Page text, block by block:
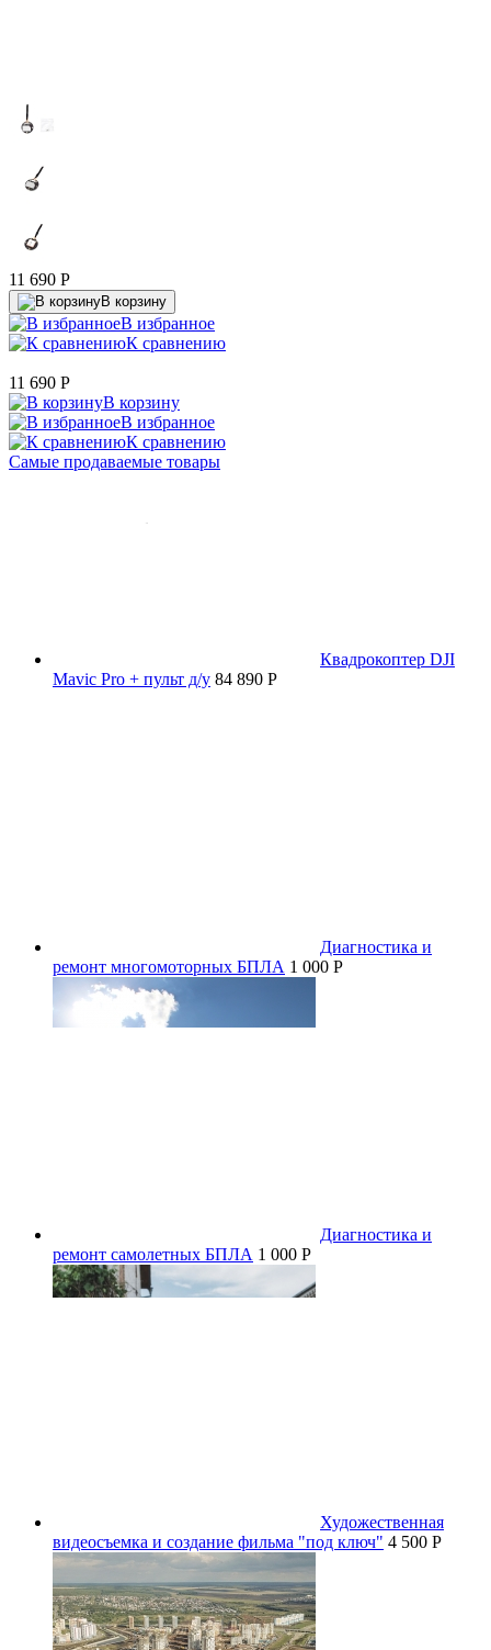
11 690 P
В корзину
В избранное
К сравнению
11 690 P
В корзину
В избранное
К сравнению
Самые продаваемые товары
Квадрокоптер DJI
Mavic Pro + пульт д/у 84 890 P
Диагностика и
ремонт многомоторных БПЛА 1 000 P
Диагностика и
ремонт самолетных БПЛА 1 000 P
Художественная
видеосъемка и создание фильма "под ключ" 4 500 P